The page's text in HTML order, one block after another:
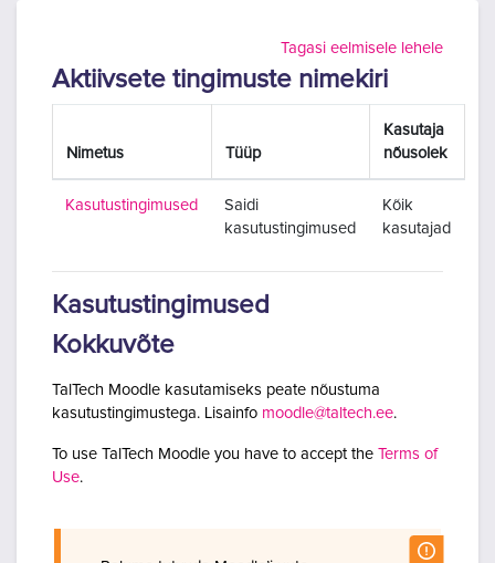
Tagasi eelmisele lehele
Aktiivsete tingimuste nimekiri
Nimetus Tüüp
Kasutaja
nõusolek
Kasutustingimused
Saidi
kasutustingimused
Kõik
kasutajad
Kasutustingimused
Kokkuvõte
TalTech Moodle kasutamiseks peate nõustuma
kasutustingimustega. Lisainfo moodle@taltech.ee.
To use TalTech Moodle you have to accept the Terms of
Use.